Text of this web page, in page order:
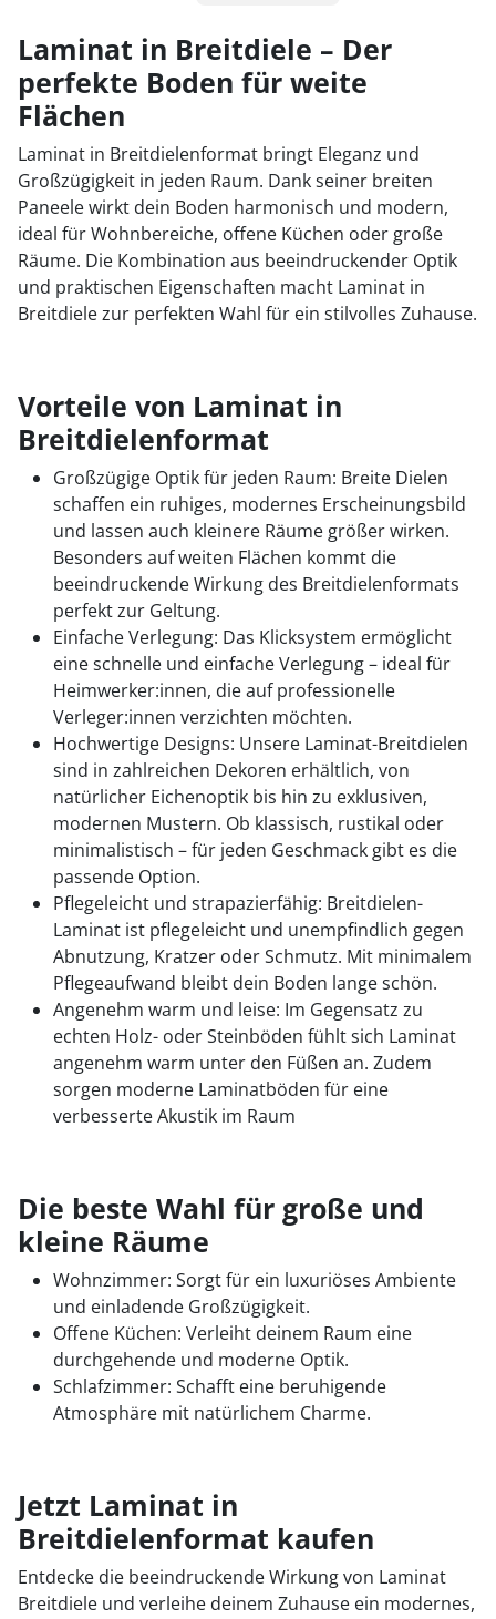
1
2
Laminat in Breitdiele – Der
perfekte Boden für weite
Flächen
Laminat in Breitdielenformat bringt Eleganz und
Großzügigkeit in jeden Raum. Dank seiner breiten
Paneele wirkt dein Boden harmonisch und modern,
ideal für Wohnbereiche, offene Küchen oder große
Räume. Die Kombination aus beeindruckender Optik
und praktischen Eigenschaften macht Laminat in
Breitdiele zur perfekten Wahl für ein stilvolles Zuhause.
Vorteile von Laminat in
Breitdielenformat
Großzügige Optik für jeden Raum: Breite Dielen
schaffen ein ruhiges, modernes Erscheinungsbild
und lassen auch kleinere Räume größer wirken.
Besonders auf weiten Flächen kommt die
beeindruckende Wirkung des Breitdielenformats
perfekt zur Geltung.
Einfache Verlegung: Das Klicksystem ermöglicht
eine schnelle und einfache Verlegung – ideal für
Heimwerker:innen, die auf professionelle
Verleger:innen verzichten möchten.
Hochwertige Designs: Unsere Laminat-Breitdielen
sind in zahlreichen Dekoren erhältlich, von
natürlicher Eichenoptik bis hin zu exklusiven,
modernen Mustern. Ob klassisch, rustikal oder
minimalistisch – für jeden Geschmack gibt es die
passende Option.
Pflegeleicht und strapazierfähig: Breitdielen-
Laminat ist pflegeleicht und unempfindlich gegen
Abnutzung, Kratzer oder Schmutz. Mit minimalem
Pflegeaufwand bleibt dein Boden lange schön.
Angenehm warm und leise: Im Gegensatz zu
echten Holz- oder Steinböden fühlt sich Laminat
angenehm warm unter den Füßen an. Zudem
sorgen moderne Laminatböden für eine
verbesserte Akustik im Raum
Die beste Wahl für große und
kleine Räume
Wohnzimmer: Sorgt für ein luxuriöses Ambiente
und einladende Großzügigkeit.
Offene Küchen: Verleiht deinem Raum eine
durchgehende und moderne Optik.
Schlafzimmer: Schafft eine beruhigende
Atmosphäre mit natürlichem Charme.
Jetzt Laminat in
Breitdielenformat kaufen
Entdecke die beeindruckende Wirkung von Laminat
Breitdiele und verleihe deinem Zuhause ein modernes,